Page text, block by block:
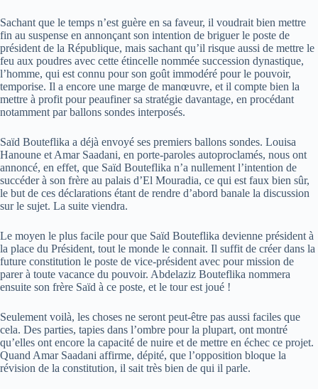
Sachant que le temps n’est guère en sa faveur, il voudrait bien mettre
fin au suspense en annonçant son intention de briguer le poste de
président de la République, mais sachant qu’il risque aussi de mettre le
feu aux poudres avec cette étincelle nommée succession dynastique,
l’homme, qui est connu pour son goût immodéré pour le pouvoir,
temporise. Il a encore une marge de manœuvre, et il compte bien la
mettre à profit pour peaufiner sa stratégie davantage, en procédant
notamment par ballons sondes interposés.
Saïd Bouteflika a déjà envoyé ses premiers ballons sondes. Louisa
Hanoune et Amar Saadani, en porte-paroles autoproclamés, nous ont
annoncé, en effet, que Saïd Bouteflika n’a nullement l’intention de
succéder à son frère au palais d’El Mouradia, ce qui est faux bien sûr,
le but de ces déclarations étant de rendre d’abord banale la discussion
sur le sujet. La suite viendra.
Le moyen le plus facile pour que Saïd Bouteflika devienne président à
la place du Président, tout le monde le connait. Il suffit de créer dans la
future constitution le poste de vice-président avec pour mission de
parer à toute vacance du pouvoir. Abdelaziz Bouteflika nommera
ensuite son frère Saïd à ce poste, et le tour est joué !
Seulement voilà, les choses ne seront peut-être pas aussi faciles que
cela. Des parties, tapies dans l’ombre pour la plupart, ont montré
qu’elles ont encore la capacité de nuire et de mettre en échec ce projet.
Quand Amar Saadani affirme, dépité, que l’opposition bloque la
révision de la constitution, il sait très bien de qui il parle.